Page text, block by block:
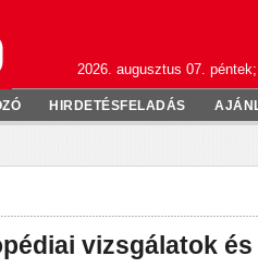
2026. augusztus 07.
HIRDETÉSFELADÁS
vizsgálatok